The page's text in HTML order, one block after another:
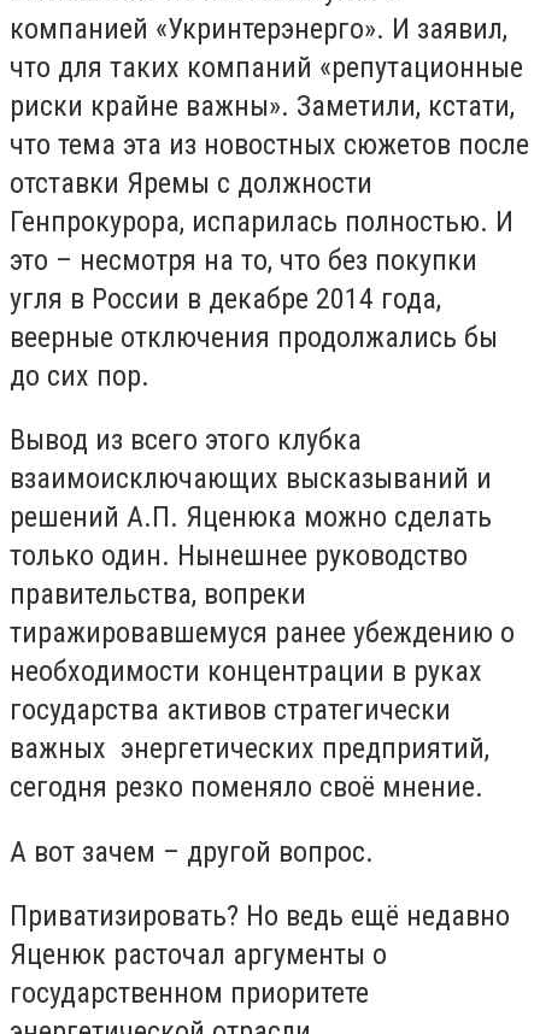
компанией «Укринтерэнерго». И заявил,
что для таких компаний «репутационные
риски крайне важны». Заметили, кстати,
что тема эта из новостных сюжетов после
отставки Яремы с должности
Генпрокурора, испарилась полностью. И
это – несмотря на то, что без покупки
угля в России в декабре 2014 года,
веерные отключения продолжались бы
до сих пор.
Вывод из всего этого клубка
взаимоисключающих высказываний и
решений А.П. Яценюка можно сделать
только один. Нынешнее руководство
правительства, вопреки
тиражировавшемуся ранее убеждению о
необходимости концентрации в руках
государства активов стратегически
важных энергетических предприятий,
сегодня резко поменяло своё мнение.
А вот зачем – другой вопрос.
Приватизировать? Но ведь ещё недавно
Яценюк расточал аргументы о
государственном приоритете